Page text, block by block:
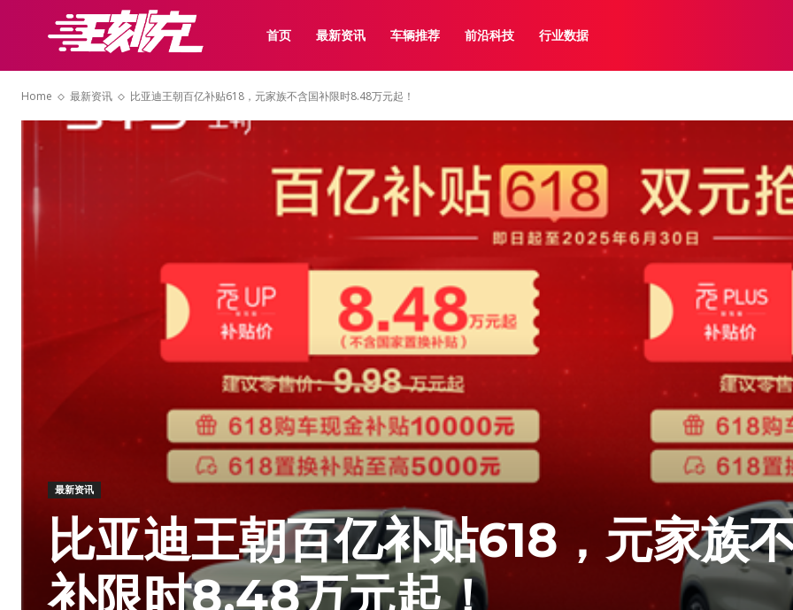
首页 最新资讯 车辆推荐 前沿科技 行业数据
Home 最新资讯 比亚迪王朝百亿补贴618，元家族不含国补限时8.48万元起！
最新资讯
比亚迪王朝百亿补贴618，元家族
补限时8.48万元起！